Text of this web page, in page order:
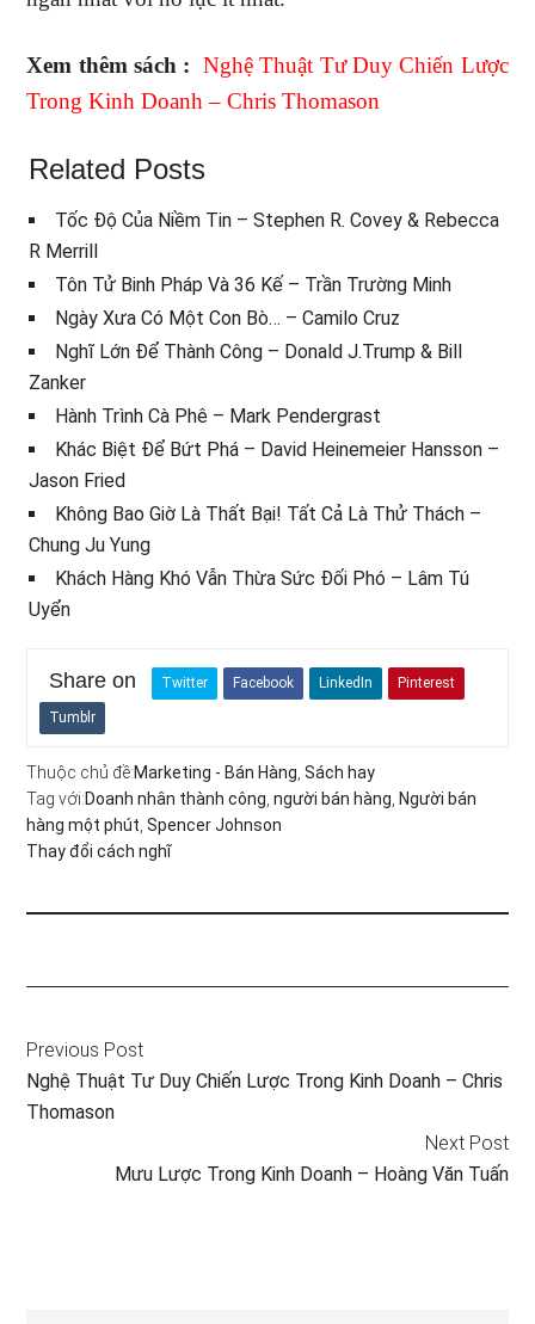
Xem thêm sách : Nghệ Thuật Tư Duy Chiến Lược
Trong Kinh Doanh – Chris Thomason
Related Posts
Tốc Độ Của Niềm Tin – Stephen R. Covey & Rebecca
R Merrill
Tôn Tử Binh Pháp Và 36 Kế – Trần Trường Minh
Ngày Xưa Có Một Con Bò… – Camilo Cruz
Nghĩ Lớn Để Thành Công – Donald J.Trump & Bill
Zanker
Hành Trình Cà Phê – Mark Pendergrast
Khác Biệt Để Bứt Phá – David Heinemeier Hansson –
Jason Fried
Không Bao Giờ Là Thất Bại! Tất Cả Là Thử Thách –
Chung Ju Yung
Khách Hàng Khó Vẫn Thừa Sức Đối Phó – Lâm Tú
Uyển
Share on Twitter Facebook LinkedIn Pinterest
Tumblr
Thuộc chủ đề:Marketing - Bán Hàng ,Sách hay
Tag với:Doanh nhân thành công ,người bán hàng Người bán
hàng một phút ,Spencer Johnson
Thay đổi cách nghĩ
Previous Post
Nghệ Thuật Tư Duy Chiến Lược Trong Kinh Doanh – Chris
Thomason
Next Post
Mưu Lược Trong Kinh Doanh – Hoàng Văn Tuấn